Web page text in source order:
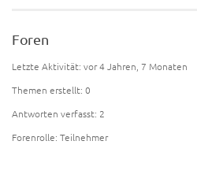
Foren
Letzte Aktivität: vor 4 Jahren, 7 Monaten
Themen erstellt: 0
Antworten verfasst: 2
Forenrolle: Teilnehmer